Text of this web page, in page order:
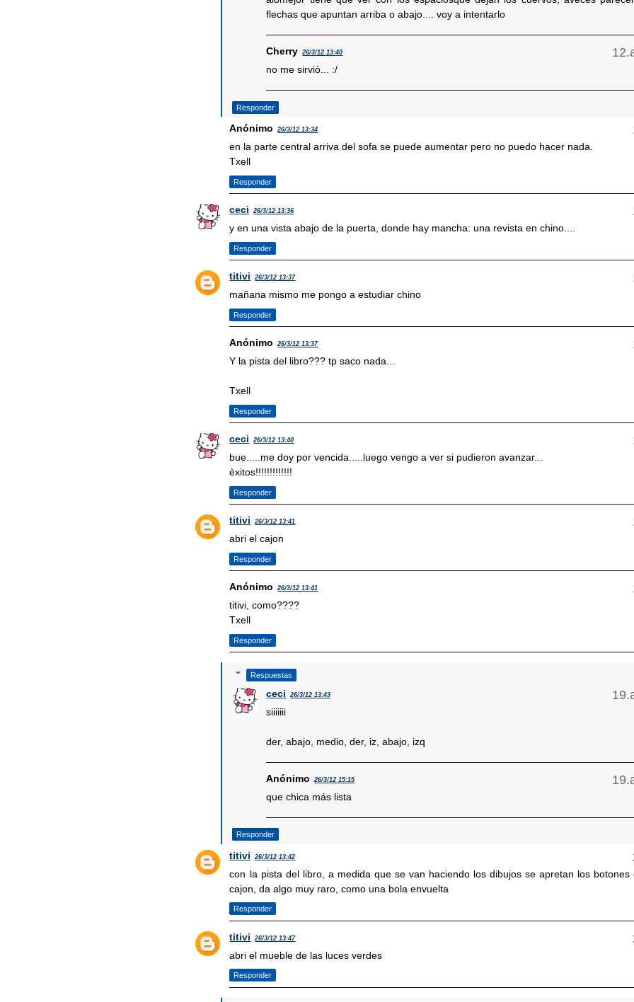
flechas que apuntan arriba o abajo.... voy a intentarlo
Cherry 26/3/12 13:40
no me sirvió... :/
Responder
Anónimo 26/3/12 13:34
en la parte central arriva del sofa se puede aumentar pero no puedo hacer nada.
Txell
Responder
ceci 26/3/12 13:36
y en una vista abajo de la puerta, donde hay mancha: una revista en chino....
Responder
titivi 26/3/12 13:37
mañana mismo me pongo a estudiar chino
Responder
Anónimo 26/3/12 13:37
Y la pista del libro??? tp saco nada...
Txell
Responder
ceci 26/3/12 13:40
bue.....me doy por vencida.....luego vengo a ver si pudieron avanzar...
èxitos!!!!!!!!!!!!!
Responder
titivi 26/3/12 13:41
abri el cajon
Responder
Anónimo 26/3/12 13:41
titivi, como????
Txell
Responder
Respuestas
ceci 26/3/12 13:43
siiiiiii
der, abajo, medio, der, iz, abajo, izq
Anónimo 26/3/12 15:15
que chica más lista
Responder
titivi 26/3/12 13:42
con la pista del libro, a medida que se van haciendo los dibujos se apretan los botones
cajon, da algo muy raro, como una bola envuelta
Responder
titivi 26/3/12 13:47
abri el mueble de las luces verdes
Responder